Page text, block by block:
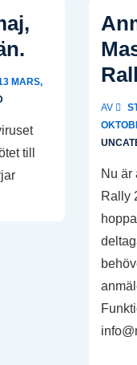
Rally
2020
and
MARS,
till
AV
Nu är
Rally